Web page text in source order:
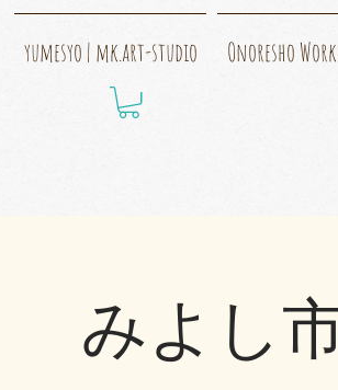
yumesyo | mk.art-studio Onoresho
みよし